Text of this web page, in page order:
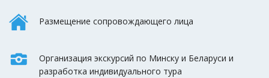
Размещение сопровождающего лица
Организация экскурсий по Минску и Беларуси и
разработка индивидуального тура